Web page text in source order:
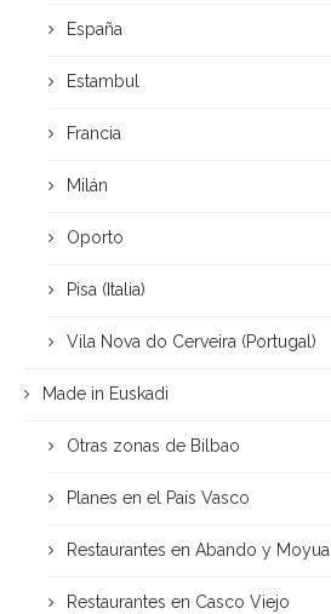
España
Estambul
Francia
Milán
Oporto
Pisa (Italia)
Vila Nova do Cerveira (Portugal)
Made in Euskadi
Otras zonas de Bilbao
Planes en el País Vasco
Restaurantes en Abando y Moyua
Restaurantes en Casco Viejo